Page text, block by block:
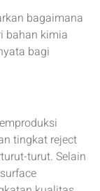
bagaimana
bahan kimia
bagi
tingkat reject
turut. Selain